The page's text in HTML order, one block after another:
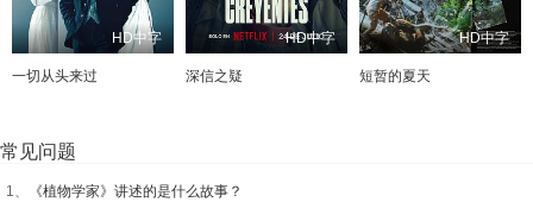
HD中字
一切从头来过
HD中字
深信之疑
HD中字
短暂的夏天
常见问题
1、
《植物学家》讲述的是什么故事？